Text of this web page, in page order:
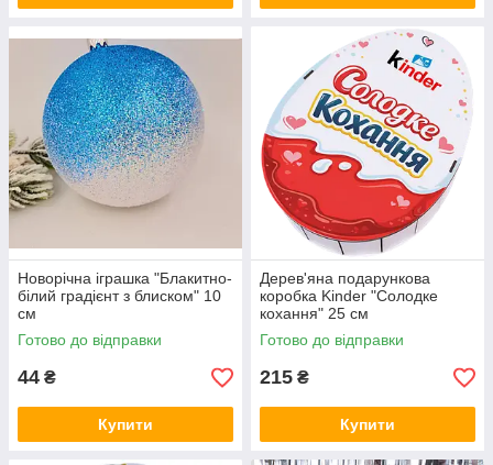
Новорічна іграшка "Блакитно-
білий градієнт з блиском" 10
см
Готово до відправки
44 ₴
Купити
Дерев'яна подарункова
коробка Kinder "Солодке
кохання" 25 см
Готово до відправки
215 ₴
Купити